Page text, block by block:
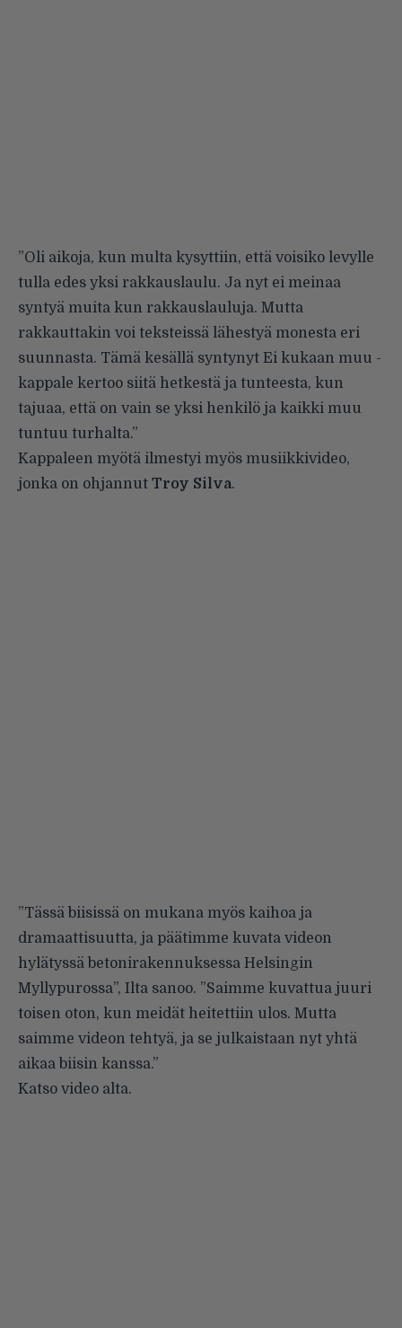
”Oli aikoja, kun multa kysyttiin, että voisiko levylle
tulla edes yksi rakkauslaulu. Ja nyt ei meinaa
syntyä muita kun rakkauslauluja. Mutta
rakkauttakin voi teksteissä lähestyä monesta eri
suunnasta. Tämä kesällä syntynyt Ei kukaan muu -
kappale kertoo siitä hetkestä ja tunteesta, kun
tajuaa, että on vain se yksi henkilö ja kaikki muu
tuntuu turhalta.”
Kappaleen myötä ilmestyi myös musiikkivideo,
jonka on ohjannut Troy Silva.
”Tässä biisissä on mukana myös kaihoa ja
dramaattisuutta, ja päätimme kuvata videon
hylätyssä betonirakennuksessa Helsingin
Myllypurossa”, Ilta sanoo. ”Saimme kuvattua juuri
toisen oton, kun meidät heitettiin ulos. Mutta
saimme videon tehtyä, ja se julkaistaan nyt yhtä
aikaa biisin kanssa.”
Katso video alta.